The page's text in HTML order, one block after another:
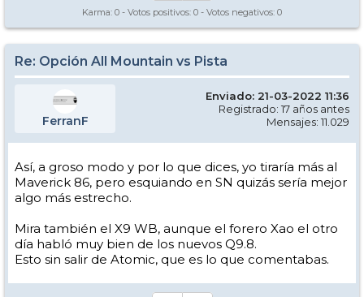
Karma: 0 - Votos positivos: 0 - Votos negativos: 0
Re: Opción All Mountain vs Pista
FerranF
Enviado: 21-03-2022 11:36
Registrado: 17 años antes
Mensajes: 11.029
Así, a groso modo y por lo que dices, yo tiraría más al
Maverick 86, pero esquiando en SN quizás sería mejor
algo más estrecho.
Mira también el X9 WB, aunque el forero Xao el otro
día habló muy bien de los nuevos Q9.8.
Esto sin salir de Atomic, que es lo que comentabas.